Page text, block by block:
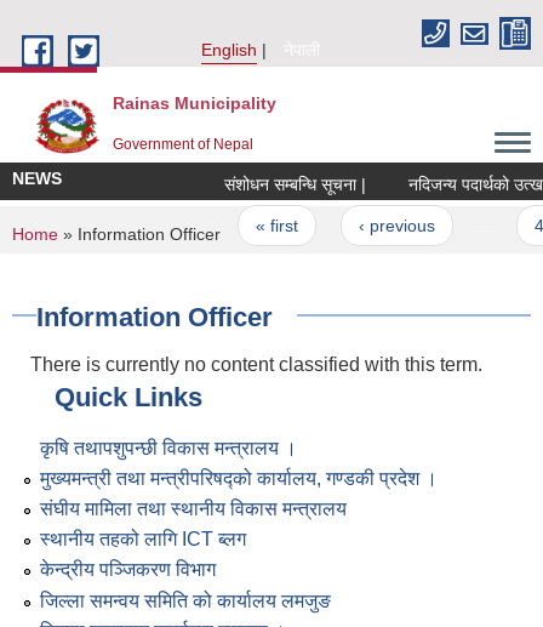
English
नेपाली
Rainas Municipality
Government of Nepal
NEWS संशोधन सम्बन्धि सूचना |
Pages
« first ‹ previous
You are here
Home » Information Officer
Information Officer
There is currently no content classified with this term.
Quick Links
कृषि तथापशुपन्छी विकास मन्त्रालय ।
मुख्यमन्त्री तथा मन्त्रीपरिषद्को कार्यालय, गण्डकी प्रदेश ।
संघीय मामिला तथा स्थानीय विकास मन्त्रालय
स्थानीय तहको लागि ICT ब्लग
केन्द्रीय पञ्जिकरण विभाग
जिल्ला समन्वय समिति को कार्यालय लमजुङ